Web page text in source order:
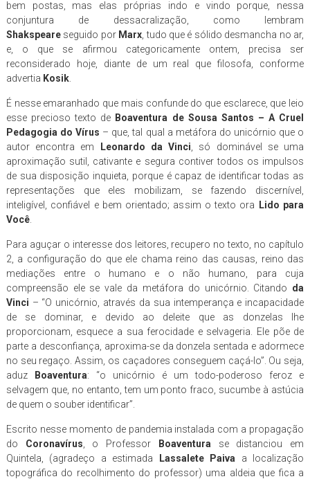
bem postas, mas elas próprias indo e vindo porque, nessa
conjuntura de dessacralização, como lembram
Shakspeareseguido por Marx , tudo que é sólido desmancha no ar,
e, o que se afirmou categoricamente ontem, precisa ser
reconsiderado hoje, diante de um real que filosofa, conforme
advertia Kosik.
É nesse emaranhado que mais confunde do que esclarece, que leio
esse precioso texto de Boaventura de Sousa Santos – A Cruel
Pedagogia do Vírus – que, tal qual a metáfora do unicórnio que o
autor encontra em
Leonardo da Vinci , só dominável se uma
aproximação sutil, cativante e segura contiver todos os impulsos
de sua disposição inquieta, porque é capaz de identificar todas as
representações que eles mobilizam, se fazendo discernível,
inteligível, confiável e bem orientado; assim o texto ora
Lido para
Você.
Para aguçar o interesse dos leitores, recupero no texto, no capítulo
2, a configuração do que ele chama reino das causas, reino das
mediações entre o humano e o não humano, para cuja
compreensão ele se vale da metáfora do unicórnio. Citando da
Vinci – “O unicórnio, através da sua intemperança e incapacidade
de se dominar, e devido ao deleite que as donzelas lhe
proporcionam, esquece a sua ferocidade e selvageria. Ele põe de
parte a desconfiança, aproxima-se da donzela sentada e adormece
no seu regaço. Assim, os caçadores conseguem caçá-lo”. Ou seja,
aduz
Boaventura: “o unicórnio é um todo-poderoso feroz e
selvagem que, no entanto, tem um ponto fraco, sucumbe à astúcia
de quem o souber identificar”.
Escrito nesse momento de pandemia instalada com a propagação
do Coronavírus , o Professor Boaventura se distanciou em
Quintela, (agradeço a estimada
Lassalete Paiva a localização
topográfica do recolhimento do professor) uma aldeia que fica a